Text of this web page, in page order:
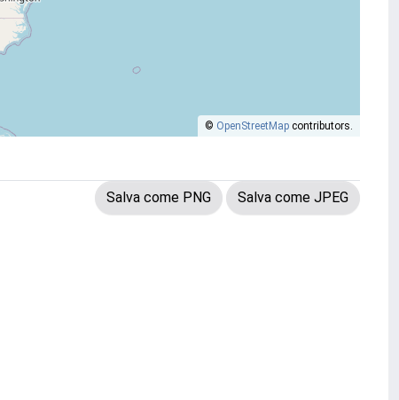
© OpenStreetMap contributors.
Salva come PNG Salva come JPEG